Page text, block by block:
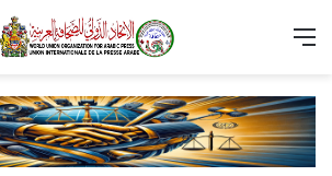
القائمة